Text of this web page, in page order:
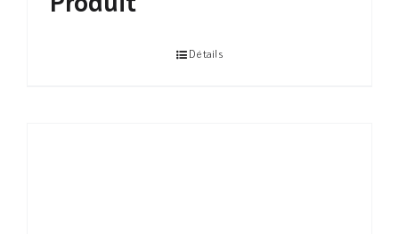
Produit
Détails